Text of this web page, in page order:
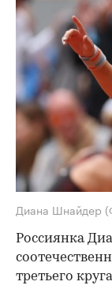
Диана Шнайдер
Россиянка
третьего